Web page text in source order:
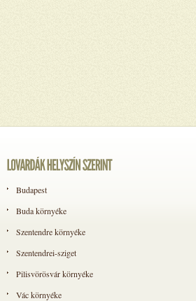
Budapest
Buda környéke
Szentendre környéke
Szentendrei-sziget
Pilisvörösvár környéke
Vác környéke